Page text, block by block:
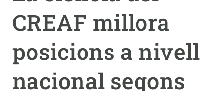
CREAF millora
posicions a nivell
nacional segons
CIÈNCIA EN ACCIÓ
PARTICIPA
NOTÍCIES I AGENDA